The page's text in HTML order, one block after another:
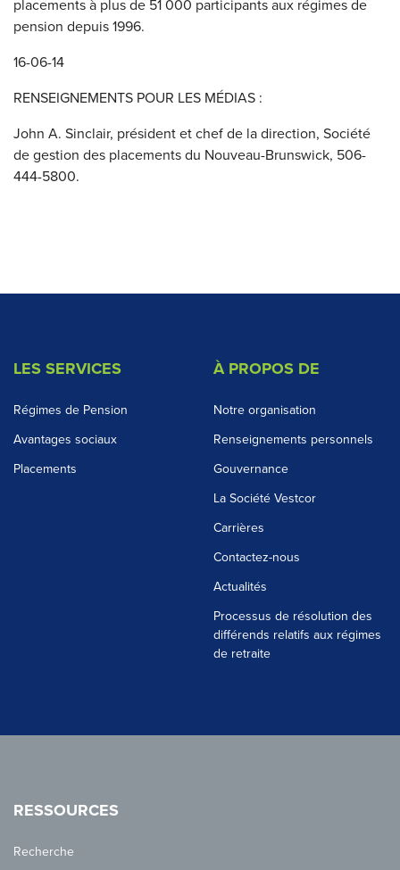
placements à plus de 51 000 participants aux régimes de
pension depuis 1996.
16-06-14
RENSEIGNEMENTS POUR LES MÉDIAS :
John A. Sinclair, président et chef de la direction, Société
de gestion des placements du Nouveau-Brunswick, 506-
444-5800.
LES SERVICES
Régimes de Pension
Avantages sociaux
Placements
À PROPOS DE
Notre organisation
Renseignements personnels
Gouvernance
La Société Vestcor
Carrières
Contactez-nous
Actualités
Processus de résolution des
différends relatifs aux régimes
de retraite
RESSOURCES
Recherche